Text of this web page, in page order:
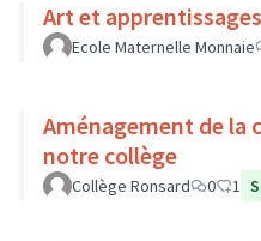
Art et
Ecole Maternelle Monnaie
Aménagement de la
notre collège
Collège Ronsard 0 1